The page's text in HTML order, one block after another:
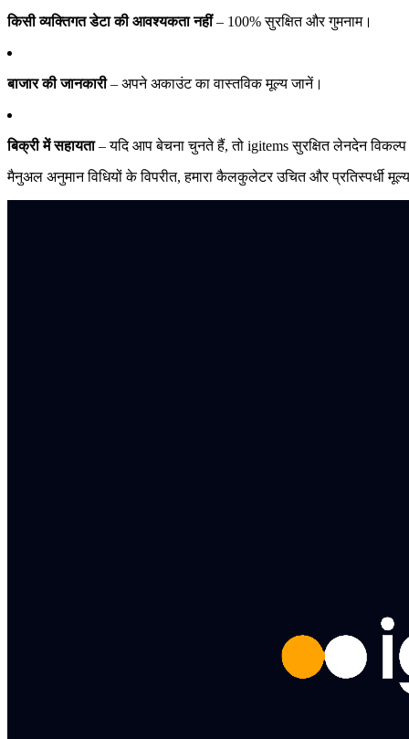
किसी व्यक्तिगत डेटा की आवश्यकता नहीं– 100% सुरक्षित और गुमनाम।
बाजार की जानकारी– अपने अकाउंट का वास्तविक मूल्य जानें।
बिक्री में सहायता– यदि आप बेचना चुनते हैं, तो igitems सुरक्षित लेनदेन विकल्प
मैनुअल अनुमान विधियों के विपरीत, हमारा कैलकुलेटर उचित और प्रतिस्पर्धी